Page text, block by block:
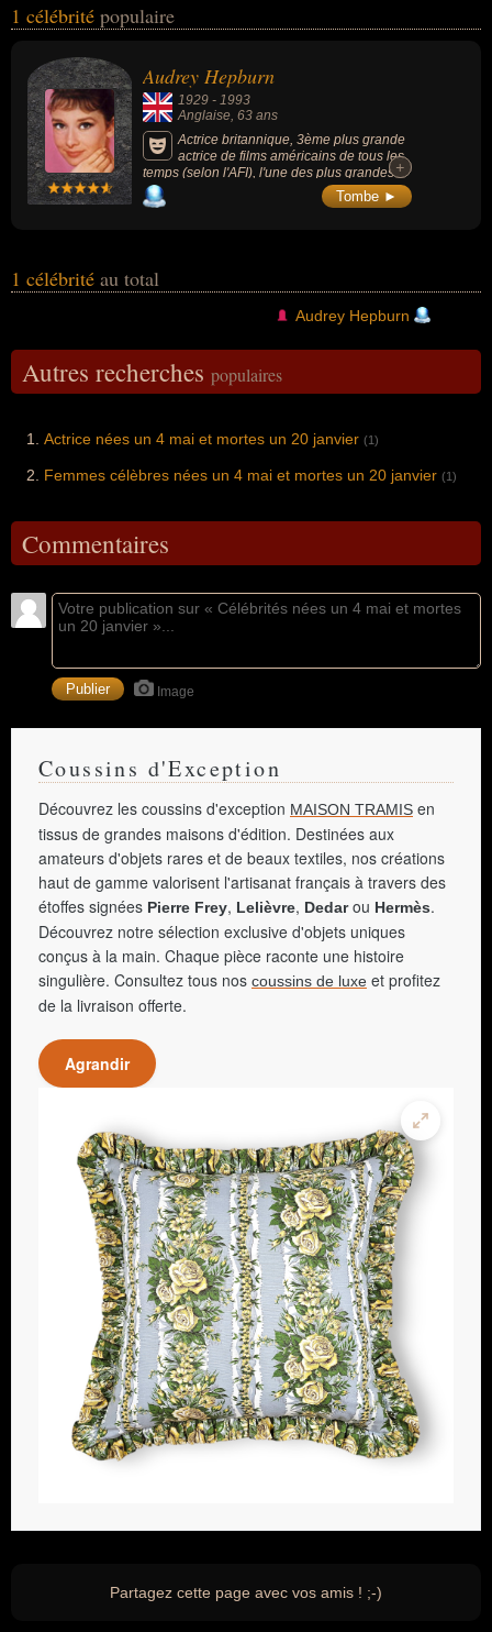
de leurs morts, ils peuvent avoir été anglais par exemple.
1 célébrité populaire
Audrey Hepburn
1929 - 1993
Anglaise, 63 ans
Actrice britannique, 3ème plus grande
actrice de films américains de tous les
temps (selon l'AFI), l'une des plus grandes
actrices hollywoodiennes des années 1950
et 1960 aux antipodes des pulpeuses
malicieux). Oscar de la meilleure actrice à
seulement 23 ans pour «Vacances
fois nommée aux Oscars, notamment pour
autres films célèbres : «Sabrina» (1954),
«Ariane» (1957), «My Fair Lady» (1964) ou
«Guerre et Paix» (1956). Elle devient
+
+
Tombe ►
1 célébrité au total
Audrey Hepburn
Autres recherches populaires
Actrice nées un 4 mai et mortes un 20 janvier (1)
Femmes célèbres nées un 4 mai et mortes un 20 janvier (1)
Commentaires
Image
Coussins d'Exception
Découvrez les coussins d'exception MAISON TRAMIS en
tissus de grandes maisons d'édition. Destinées aux
amateurs d'objets rares et de beaux textiles, nos créations
haut de gamme valorisent l'artisanat français à travers des
étoffes signées Pierre Frey, Lelièvre, Dedarou Hermès.
Découvrez notre sélection exclusive d'objets uniques
conçus à la main. Chaque pièce raconte une histoire
singulière. Consultez tous nos coussins de luxe et profitez
de la livraison offerte.
Agrandir
Partagez cette page avec vos amis ! ;-)